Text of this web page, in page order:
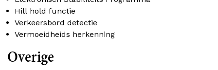
Hill hold functie
Verkeersbord detectie
Vermoeidheids herkenning
Overige